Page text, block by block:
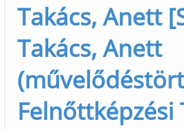
Takács, Anett
Takács, Anett
Felnőttképzési